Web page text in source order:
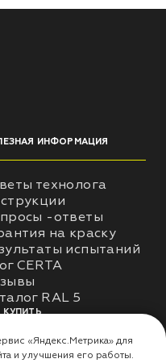
ИНФОРМАЦИЯ
технолога
-ответы
на краску
испытаний
CERTA
RAL 5
КУПИТЬ